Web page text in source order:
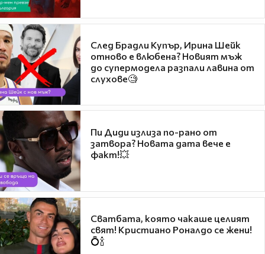
След Брадли Купър, Ирина Шейк
отново е влюбена? Новият мъж
до супермодела разпали лавина от
слухове🧐
Пи Диди излиза по-рано от
затвора? Новата дата вече е
факт!💥
Сватбата, която чакаше целият
свят! Кристиано Роналдо се жени!
💍🍾